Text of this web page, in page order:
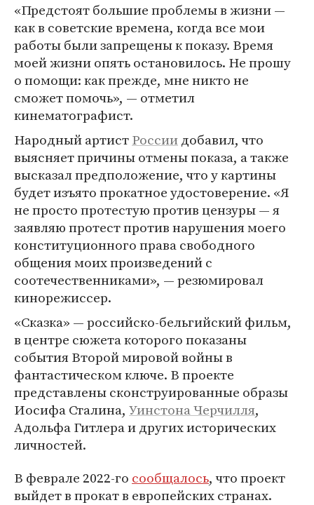
«Предстоят большие проблемы в жизни —
как в советские времена, когда все мои
работы были запрещены к показу. Время
моей жизни опять остановилось. Не прошу
о помощи: как прежде, мне никто не
сможет помочь», — отметил
кинематографист.
Народный артистРоссиидобавил, что
выясняет причины отмены показа, а также
высказал предположение, что у картины
будет изъято прокатное удостоверение. «Я
не просто протестую против цензуры — я
заявляю протест против нарушения моего
конституционного права свободного
общения моих произведений с
соотечественниками», — резюмировал
кинорежиссер.
«Сказка» — российско-бельгийский фильм,
в центре сюжета которого показаны
события Второй мировой войны в
фантастическом ключе. В проекте
представлены сконструированные образы
Иосифа Сталина, Уинстона Черчилля,
Адольфа Гитлера и других исторических
личностей.
В феврале 2022-го сообщалось, что проект
выйдет в прокат в европейских странах.